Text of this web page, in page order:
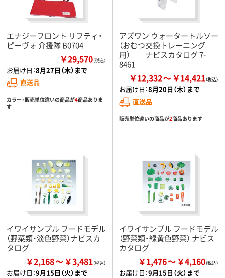
エナジーフロント リフティ・
ピーヴォ 介援隊 B0704
￥29,570（税込）
お届け日：8月27日（木）まで
直送品
カラー・販売単位違いの商品が4商品ありま
す
アズワン ウォータートルソー
（おむつ交換トレーニング
用） ナビスカタログ 7-
8461
￥12,332 ￥14,421
お届け日：8月20日（木）まで
直送品
販売単位違いの商品が2商品あります
イワイサンプル フードモデル
（野菜類・淡色野菜）ナビスカ
タログ
￥2,168 ￥3,481
お届け日：9月15日（火）まで
イワイサンプル フードモデル
（野菜類・緑黄色野菜） ナビス
カタログ
￥1,476 ￥4,160
お届け日：9月15日（火）まで